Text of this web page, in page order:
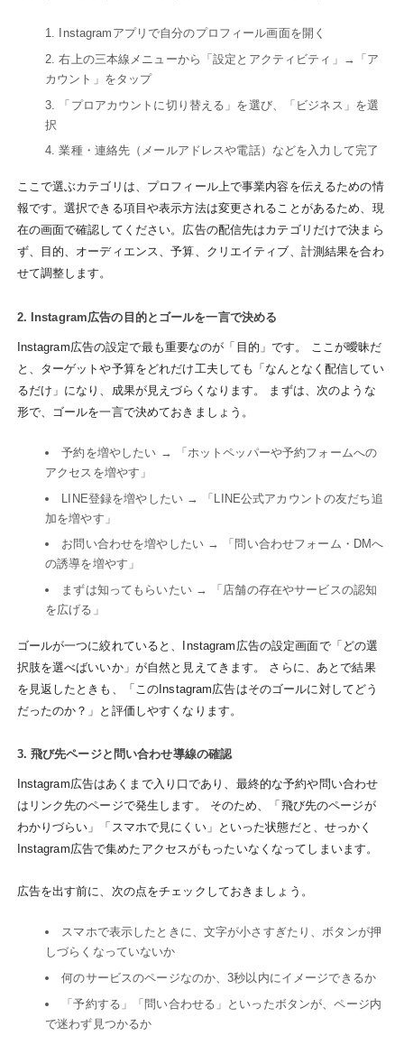
Instagramアプリで自分のプロフィール画面を開く
右上の三本線メニューから「設定とアクティビティ」→「ア
カウント」をタップ
「プロアカウントに切り替える」を選び、「ビジネス」を選
択
業種・連絡先（メールアドレスや電話）などを入力して完了
ここで選ぶカテゴリは、プロフィール上で事業内容を伝えるための情
報です。選択できる項目や表示方法は変更されることがあるため、現
在の画面で確認してください。広告の配信先はカテゴリだけで決まら
ず、目的、オーディエンス、予算、クリエイティブ、計測結果を合わ
せて調整します。
2. Instagram広告の目的とゴールを一言で決める
Instagram広告の設定で最も重要なのが「目的」です。 ここが曖昧だ
と、ターゲットや予算をどれだけ工夫しても「なんとなく配信してい
るだけ」になり、成果が見えづらくなります。 まずは、次のような
形で、ゴールを一言で決めておきましょう。
予約を増やしたい → 「ホットペッパーや予約フォームへの
アクセスを増やす」
LINE登録を増やしたい → 「LINE公式アカウントの友だち追
加を増やす」
お問い合わせを増やしたい → 「問い合わせフォーム・DMへ
の誘導を増やす」
まずは知ってもらいたい → 「店舗の存在やサービスの認知
を広げる」
ゴールが一つに絞れていると、Instagram広告の設定画面で「どの選
択肢を選べばいいか」が自然と見えてきます。 さらに、あとで結果
を見返したときも、「このInstagram広告はそのゴールに対してどう
だったのか？」と評価しやすくなります。
3. 飛び先ページと問い合わせ導線の確認
Instagram広告はあくまで入り口であり、最終的な予約や問い合わせ
はリンク先のページで発生します。 そのため、「飛び先のページが
わかりづらい」「スマホで見にくい」といった状態だと、せっかく
Instagram広告で集めたアクセスがもったいなくなってしまいます。
広告を出す前に、次の点をチェックしておきましょう。
スマホで表示したときに、文字が小さすぎたり、ボタンが押
しづらくなっていないか
何のサービスのページなのか、3秒以内にイメージできるか
「予約する」「問い合わせる」といったボタンが、ページ内
で迷わず見つかるか